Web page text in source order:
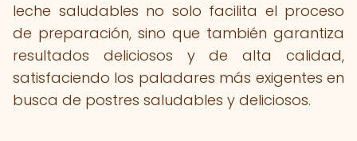
leche saludables no solo facilita el proceso
de preparación, sino que también garantiza
resultados deliciosos y de alta calidad,
satisfaciendo los paladares más exigentes en
busca de postres saludables y deliciosos.